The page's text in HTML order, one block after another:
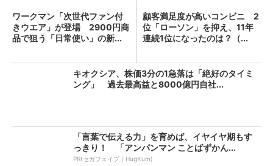
ワークマン「次世代ファン付
きウエア」が登場 2900円商
品で狙う「日常使い」の新...
顧客満足度が高いコンビニ 2
位「ローソン」を抑え、11年
連続1位になったのは？（...
キオクシア、株価3分の1急落は「絶好のタイミ
ング」 過去最高益と8000億円自社...
「言葉で伝える力」を育めば、イヤイヤ期もす
っきり！ 「アンパンマン ことばずかん...
PR(セガフェイブ｜HugKum)